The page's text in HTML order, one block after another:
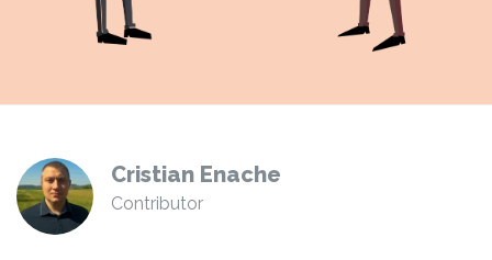
Cristian Enache
Contributor